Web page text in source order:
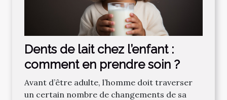
Dents de lait chez l’enfant :
comment en prendre soin ?
Avant d’être adulte, l’homme doit traverser
un certain nombre de changements de sa